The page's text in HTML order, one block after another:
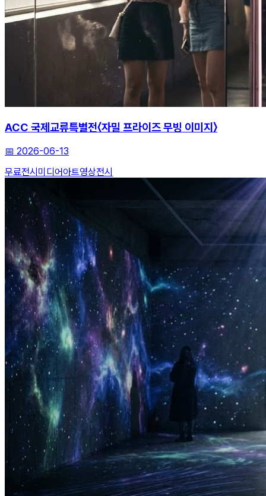
ACC 국제교류특별전〈자밀 프라이즈 무빙 이미지〉
📅 2026-06-13
무료전시 미디어아트영상전시